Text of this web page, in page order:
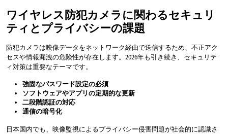
ワイヤレス防犯カメラに関わるセキュリ
ティとプライバシーの課題
防犯カメラは映像データをネットワーク経由で送信するため、不正アク
セスや情報漏洩の危険性が存在します。2026年も引き続き、セキュリテ
ィ対策は重要なテーマです。
強固なパスワード設定の必須
ソフトウェアやアプリの定期的な更新
二段階認証の対応
通信の暗号化
日本国内でも、映像監視によるプライバシー侵害問題が社会的に認識さ